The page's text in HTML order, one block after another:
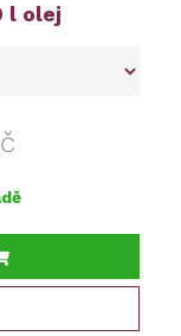
l olej